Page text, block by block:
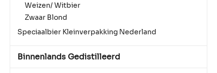
Weizen/ Witbier
Zwaar Blond
Speciaalbier Kleinverpakking Nederland
Binnenlands Gedistilleerd